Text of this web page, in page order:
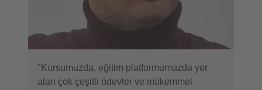
"Kursumuzda, eğitim platformumuzda yer
alan çok çeşitli ödevler ve mükemmel